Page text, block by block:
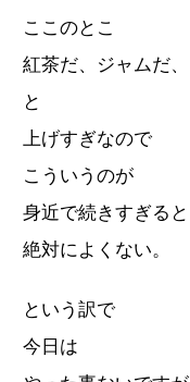
ここのとこ
紅茶だ、ジャムだ、
と
上げすぎなので
こういうのが
身近で続きすぎると
絶対によくない。
という訳で
今日は